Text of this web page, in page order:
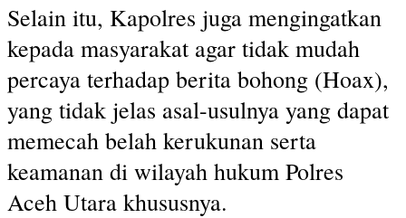
Selain itu, Kapolres juga mengingatkan
kepada masyarakat agar tidak mudah
percaya terhadap berita bohong (Hoax),
yang tidak jelas asal-usulnya yang dapat
memecah belah kerukunan serta
keamanan di wilayah hukum Polres
Aceh Utara khususnya.